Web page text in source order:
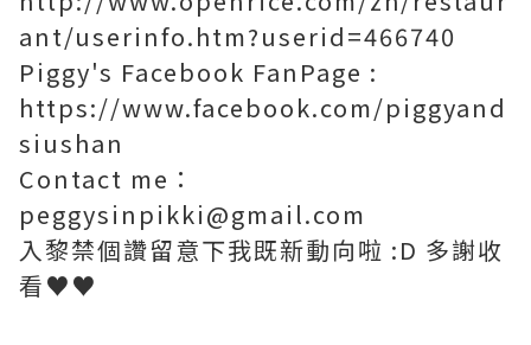
ant/userinfo.htm?userid=466740
Piggy's Facebook FanPage :
https://www.facebook.com/piggyand
siushan
Contact me：
peggysinpikki@gmail.com
入黎禁個讚留意下我既新動向啦 :D 多謝收
看♥♥